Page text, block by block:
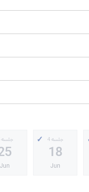
جلسه 4
18
Jun
جلسه 5
Jun